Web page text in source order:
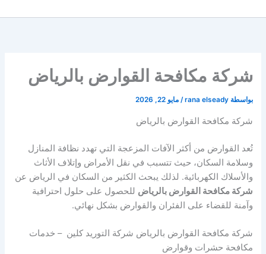
شركة مكافحة القوارض بالرياض
بواسطة rana elseady
/مايو 22, 2026
شركة مكافحة القوارض بالرياض
تُعد القوارض من أكثر الآفات المزعجة التي تهدد نظافة المنازل
وسلامة السكان، حيث تتسبب في نقل الأمراض وإتلاف الأثاث
والأسلاك الكهربائية. لذلك يبحث الكثير من السكان في الرياض عن
شركة مكافحة القوارض بالرياض للحصول على حلول احترافية
وآمنة للقضاء على الفئران والقوارض بشكل نهائي.
شركة مكافحة القوارض بالرياض شركة التوريد كلين – خدمات
مكافحة حشرات وقوارض